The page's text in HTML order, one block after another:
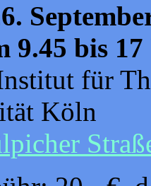
9.45 bis
für
Köln